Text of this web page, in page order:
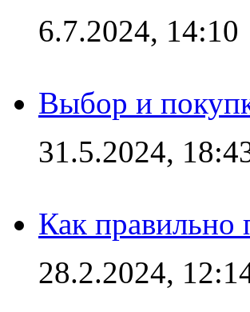
6.7.2024, 14:10
Выбор и
31.5.2024,
Как правильно
28.2.2024,